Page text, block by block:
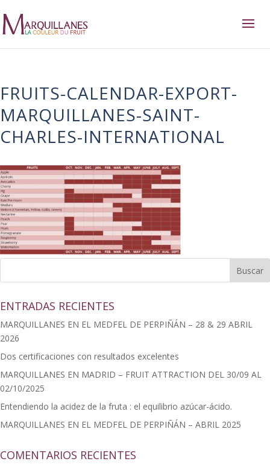
FRUITS-CALENDAR-EXPORT-
MARQUILLANES-SAINT-
CHARLES-INTERNATIONAL
ENTRADAS RECIENTES
MARQUILLANES EN EL MEDFEL DE PERPIÑÁN – 28 & 29 ABRIL
2026
Dos certificaciones con resultados excelentes
MARQUILLANES EN MADRID – FRUIT ATTRACTION DEL 30/09 AL
02/10/2025
Entendiendo la acidez de la fruta : el equilibrio azúcar-ácido.
MARQUILLANES EN EL MEDFEL DE PERPIÑÁN – ABRIL 2025
COMENTARIOS RECIENTES